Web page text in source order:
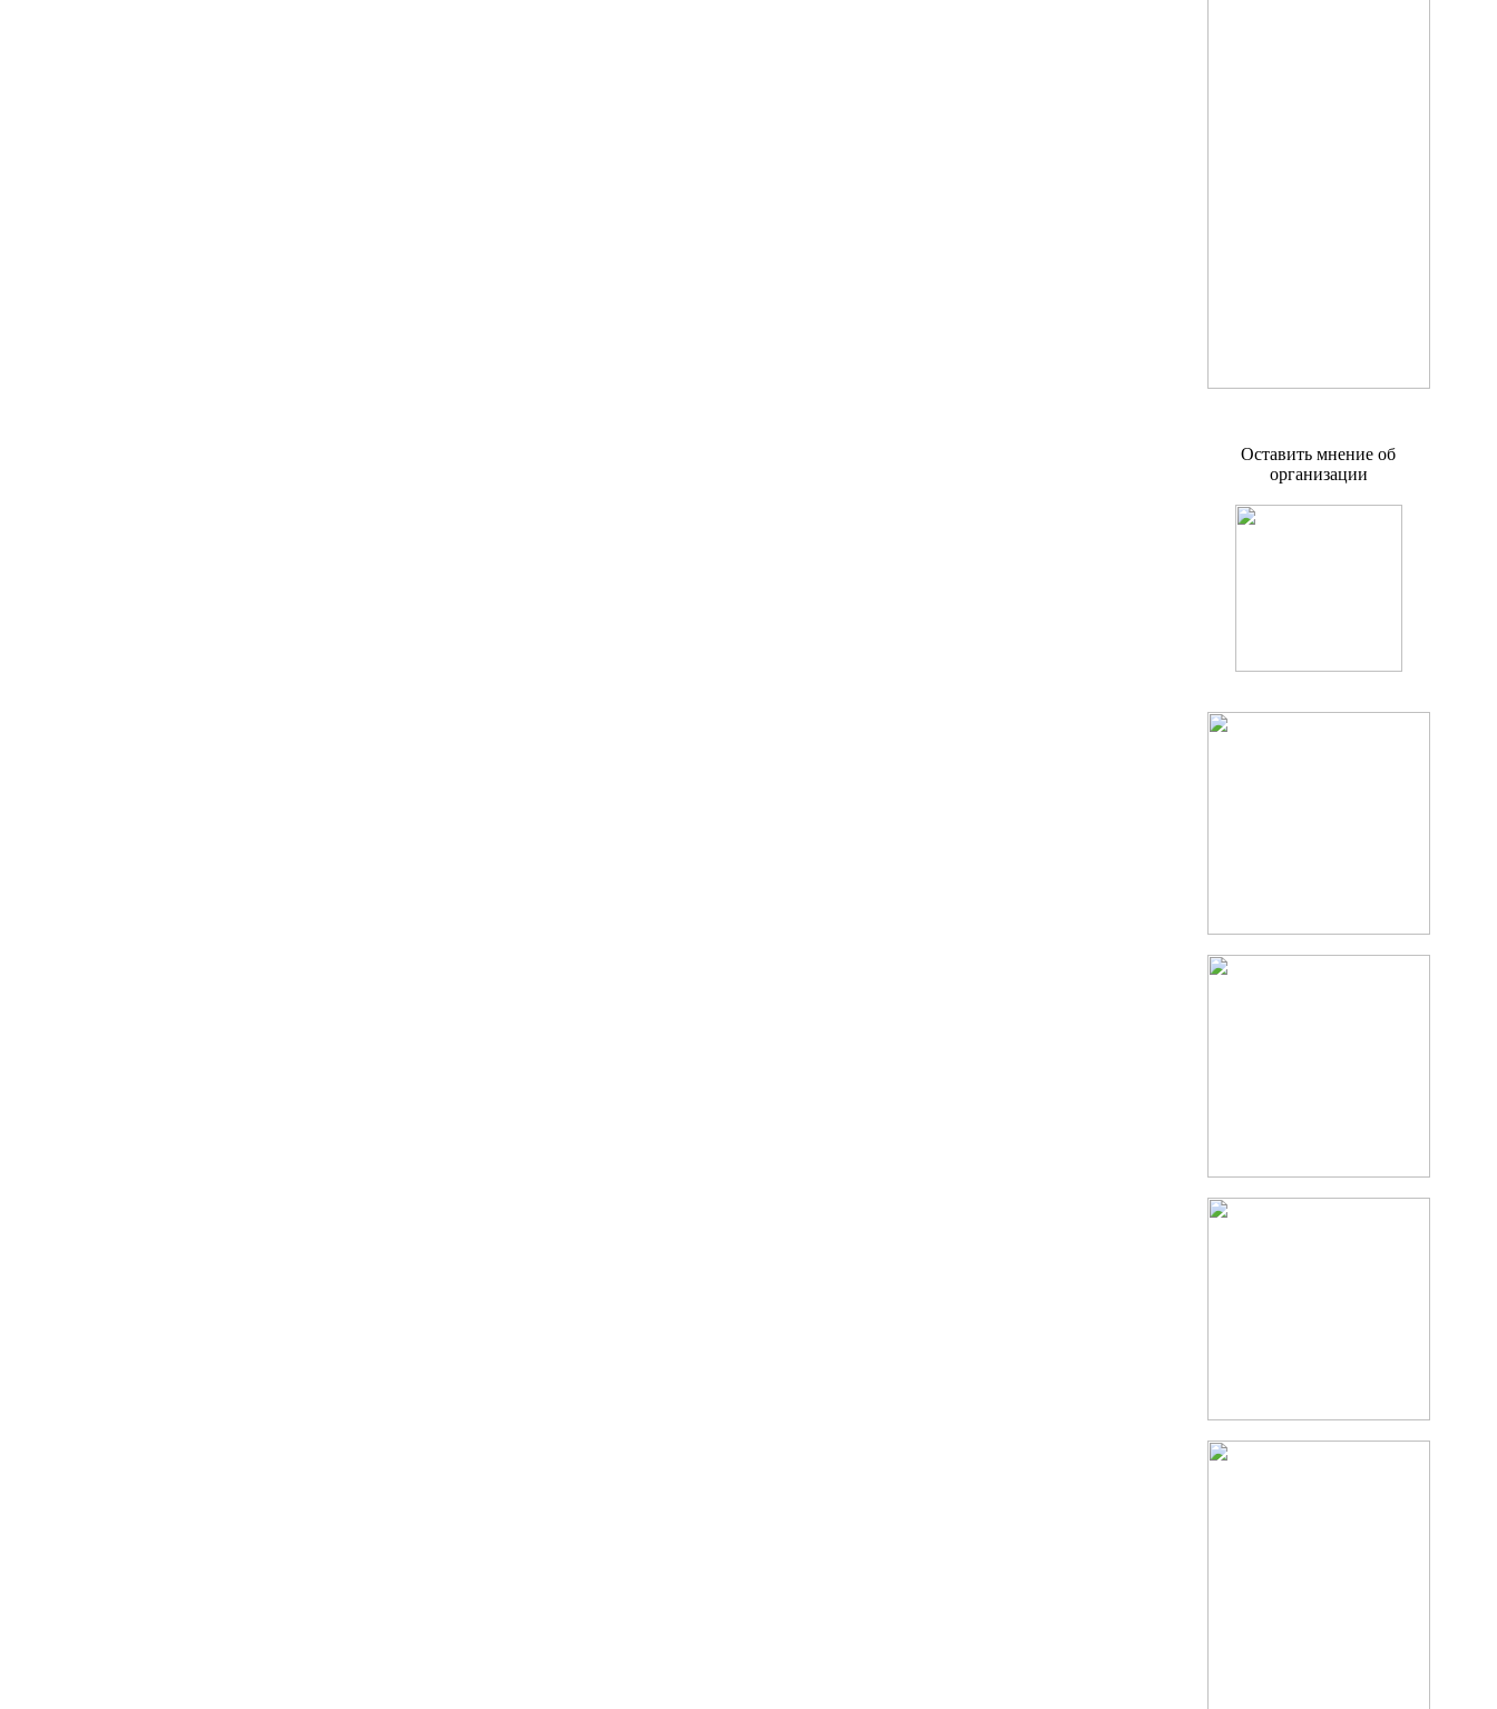
Оставить мнение об
организации